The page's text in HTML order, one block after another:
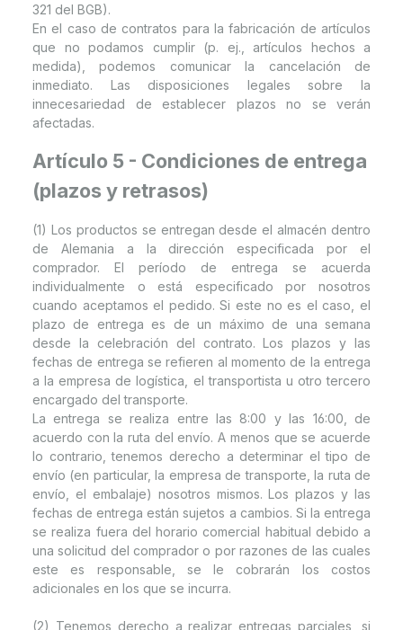
321 del BGB).
En el caso de contratos para la fabricación de artículos
que no podamos cumplir (p. ej., artículos hechos a
medida), podemos comunicar la cancelación de
inmediato. Las disposiciones legales sobre la
innecesariedad de establecer plazos no se verán
afectadas.
Artículo 5 - Condiciones de entrega
(plazos y retrasos)
(1) Los productos se entregan desde el almacén dentro
de Alemania a la dirección especificada por el
comprador. El período de entrega se acuerda
individualmente o está especificado por nosotros
cuando aceptamos el pedido. Si este no es el caso, el
plazo de entrega es de un máximo de una semana
desde la celebración del contrato. Los plazos y las
fechas de entrega se refieren al momento de la entrega
a la empresa de logística, el transportista u otro tercero
encargado del transporte.
La entrega se realiza entre las 8:00 y las 16:00, de
acuerdo con la ruta del envío. A menos que se acuerde
lo contrario, tenemos derecho a determinar el tipo de
envío (en particular, la empresa de transporte, la ruta de
envío, el embalaje) nosotros mismos. Los plazos y las
fechas de entrega están sujetos a cambios. Si la entrega
se realiza fuera del horario comercial habitual debido a
una solicitud del comprador o por razones de las cuales
este es responsable, se le cobrarán los costos
adicionales en los que se incurra.
(2) Tenemos derecho a realizar entregas parciales, si